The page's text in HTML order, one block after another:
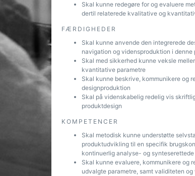
Skal kunne redegøre for og evaluere
dertil relaterede kvalitative og
FÆRDIGHEDER
Skal kunne anvende den integrerede
navigation og vidensproduktion i
Skal med sikkerhed kunne veksle
kvantitative parametre
Skal kunne beskrive, kommunikere og
designproduktion
Skal på videnskabelig redelig vis
produktdesign
KOMPETENCER
Skal metodisk kunne understøtte
produktudvikling til en specifik
kontinuerlig analyse- og
Skal kunne evaluere, kommunikere og
udvalgte parametre, samt validiteten